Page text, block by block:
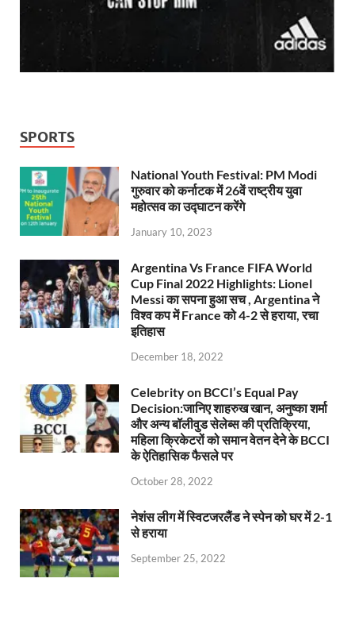
SPORTS
National Youth Festival: PM Modi
गुरुवार को कर्नाटक में 26वें राष्ट्रीय युवा
महोत्सव का उद्घाटन करेंगे
January 10, 2023
Argentina Vs France FIFA World
Cup Final 2022 Highlights: Lionel
Messi का सपना हुआ सच , Argentina ने
विश्व कप में France को 4-2 से हराया, रचा
इतिहास
December 18, 2022
Celebrity on BCCI’s Equal Pay
Decision:जानिए शाहरुख खान, अनुष्का शर्मा
और अन्य बॉलीवुड सेलेब्स की प्रतिक्रिया,
महिला क्रिकेटरों को समान वेतन देने के BCCI
के ऐतिहासिक फैसले पर
October 28, 2022
नेशंस लीग में स्विटजरलैंड ने स्पेन को घर में 2-1
से हराया
September 25, 2022